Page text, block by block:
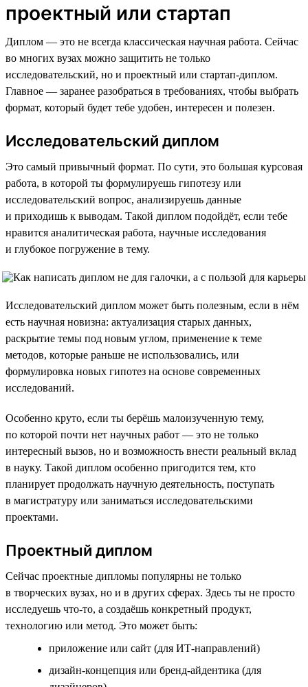
проектный или стартап
Диплом — это не всегда классическая научная работа. Сейчас
во многих вузах можно защитить не только
исследовательский, но и проектный или стартап-диплом.
Главное — заранее разобраться в требованиях, чтобы выбрать
формат, который будет тебе удобен, интересен и полезен.
Исследовательский диплом
Это самый привычный формат. По сути, это большая курсовая
работа, в которой ты формулируешь гипотезу или
исследовательский вопрос, анализируешь данные
и приходишь к выводам. Такой диплом подойдёт, если тебе
нравится аналитическая работа, научные исследования
и глубокое погружение в тему.
Исследовательский диплом может быть полезным, если в нём
есть научная новизна: актуализация старых данных,
раскрытие темы под новым углом, применение к теме
методов, которые раньше не использовались, или
формулировка новых гипотез на основе современных
исследований.
Особенно круто, если ты берёшь малоизученную тему,
по которой почти нет научных работ — это не только
интересный вызов, но и возможность внести реальный вклад
в науку. Такой диплом особенно пригодится тем, кто
планирует продолжать научную деятельность, поступать
в магистратуру или заниматься исследовательскими
проектами.
Проектный диплом
Сейчас проектные дипломы популярны не только
в творческих вузах, но и в других сферах. Здесь ты не просто
исследуешь что-то, а создаёшь конкретный продукт,
технологию или метод. Это может быть:
приложение или сайт (для ИТ-направлений)
дизайн-концепция или бренд-айдентика (для